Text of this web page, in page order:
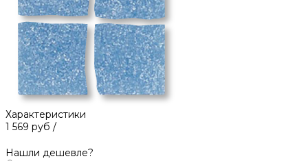
Характеристики
1 569 руб /
Нашли дешевле?